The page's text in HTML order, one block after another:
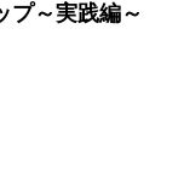
プ～実践編～